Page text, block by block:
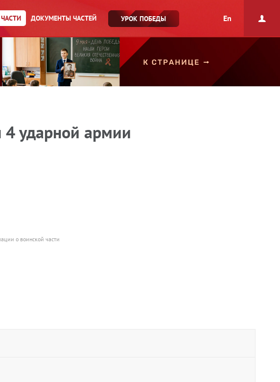
ДОКУМЕНТЫ ЧАСТЕЙ УРОК ПОБЕДЫ En
4 ударной армии
о воинской части